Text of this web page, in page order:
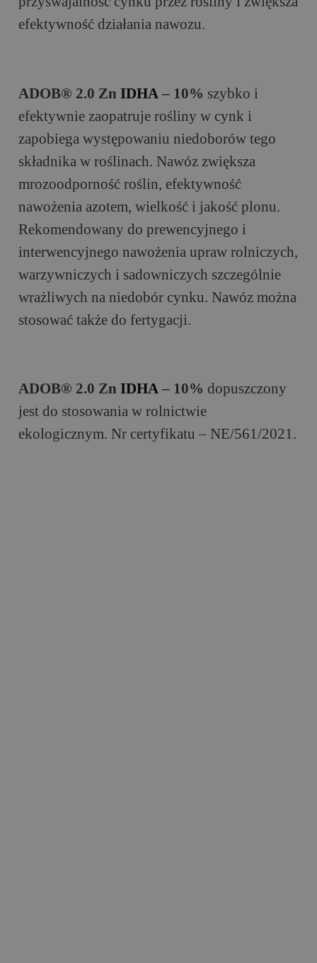
efektywność działania nawozu.
ADOB® 2.0 Zn IDHA – 10% szybko i
efektywnie zaopatruje rośliny w cynk i
zapobiega występowaniu niedoborów tego
składnika w roślinach. Nawóz zwiększa
mrozoodporność roślin, efektywność
nawożenia azotem, wielkość i jakość plonu.
Rekomendowany do prewencyjnego i
interwencyjnego nawożenia upraw rolniczych,
warzywniczych i sadowniczych szczególnie
wrażliwych na niedobór cynku. Nawóz można
stosować także do fertygacji.
ADOB® 2.0 Zn IDHA – 10% dopuszczony
jest do stosowania w rolnictwie
ekologicznym. Nr certyfikatu – NE/561/2021.